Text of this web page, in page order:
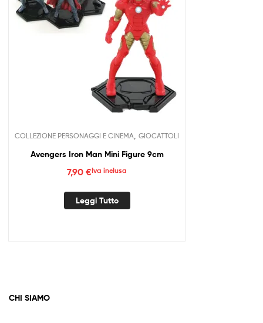
COLLEZIONE PERSONAGGI E CINEMA GIOCATTOLI
Avengers Iron Man Mini Figure 9cm
7,90 €Iva inclusa
Leggi Tutto
CHI SIAMO